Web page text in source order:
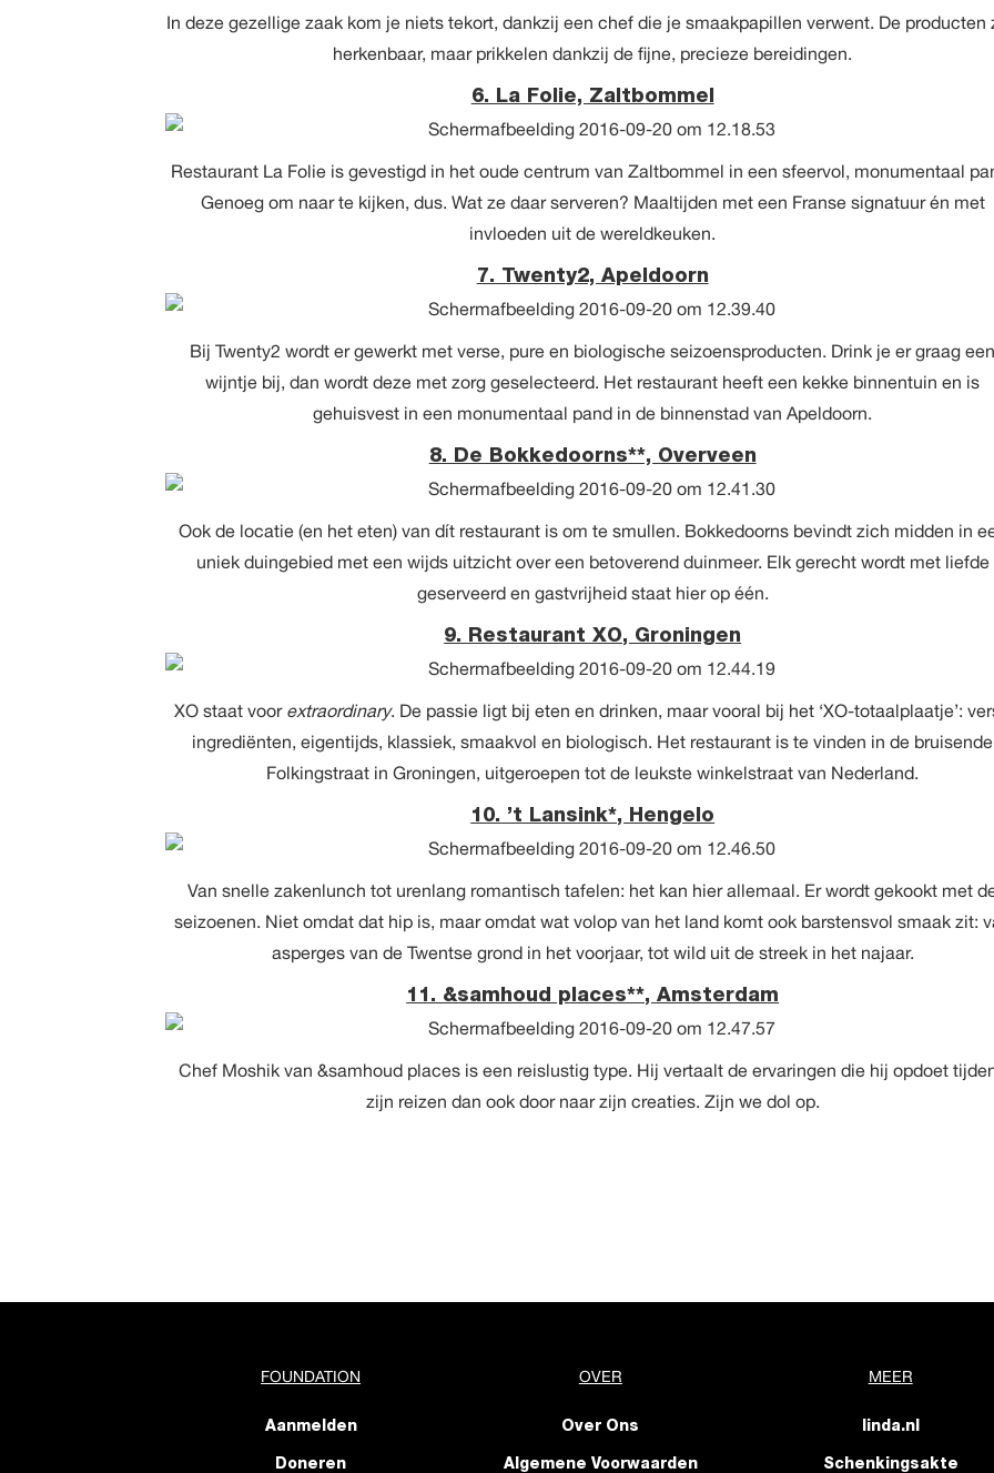
In deze gezellige zaak kom je niets tekort, dankzij een chef die je smaakpapillen verwent. De producten
herkenbaar, maar prikkelen dankzij de fijne, precieze bereidingen.
6. La Folie, Zaltbommel
Restaurant La Folie is gevestigd in het oude centrum van Zaltbommel in een sfeervol, monumentaal
Genoeg om naar te kijken, dus. Wat ze daar serveren? Maaltijden met een Franse signatuur én met
invloeden uit de wereldkeuken.
7. Twenty2, Apeldoorn
Bij Twenty2 wordt er gewerkt met verse, pure en biologische seizoensproducten. Drink je er graag een
wijntje bij, dan wordt deze met zorg geselecteerd. Het restaurant heeft een kekke binnentuin en is
gehuisvest in een monumentaal pand in de binnenstad van Apeldoorn.
8. De Bokkedoorns**, Overveen
Ook de locatie (en het eten) van dít restaurant is om te smullen. Bokkedoorns bevindt zich midden in
uniek duingebied met een wijds uitzicht over een betoverend duinmeer. Elk gerecht wordt met liefde
geserveerd en gastvrijheid staat hier op één.
9. Restaurant XO, Groningen
XO staat voor extraordinary. De passie ligt bij eten en drinken, maar vooral bij het ‘XO-totaalplaatje’:
ingrediënten, eigentijds, klassiek, smaakvol en biologisch. Het restaurant is te vinden in de bruisende
Folkingstraat in Groningen, uitgeroepen tot de leukste winkelstraat van Nederland.
10. ’t Lansink*, Hengelo
Van snelle zakenlunch tot urenlang romantisch tafelen: het kan hier allemaal. Er wordt gekookt met
seizoenen. Niet omdat dat hip is, maar omdat wat volop van het land komt ook barstensvol smaak zit:
asperges van de Twentse grond in het voorjaar, tot wild uit de streek in het najaar.
11. &samhoud places**, Amsterdam
Chef Moshik van &samhoud places is een reislustig type. Hij vertaalt de ervaringen die hij opdoet
zijn reizen dan ook door naar zijn creaties. Zijn we dol op.
FOUNDATION
Aanmelden
Doneren
OVER
Over Ons
Algemene Voorwaarden
MEER
linda.nl
Schenkingsakte